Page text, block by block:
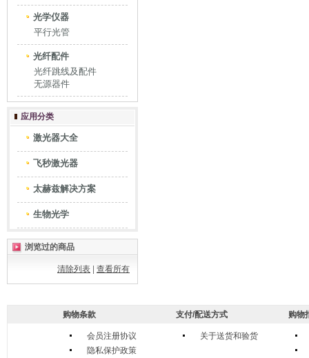
光学仪器
平行光管
光纤配件
光纤跳线及配件
无源器件
应用分类
激光器大全
飞秒激光器
太赫兹解决方案
生物光学
浏览过的商品
清除列表 查看所有
购物条款
会员注册协议
隐私保护政策
支付/配送方式
关于送货和验货
购物